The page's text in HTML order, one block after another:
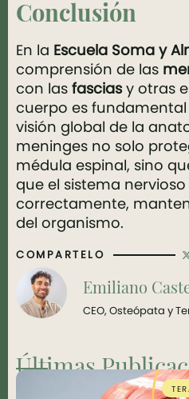
Conclusión
En la Escuela Soma y
comprensión de las
con las fasciasy otras
cuerpo es
visión global de la
meninges no solo
médula espinal, sino
que el sistema
correctamente,
del organismo.
COMPARTELO
Emiliano
CEO, Osteópata y
Últimas